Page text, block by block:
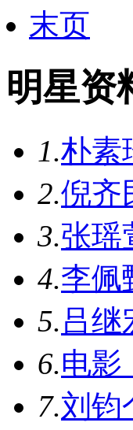
末页
明星资
1.朴素
2.倪齐
3.张瑶
4.李佩
5.吕继
6.电影
7.刘钧